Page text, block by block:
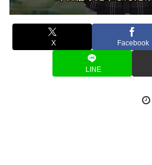
X Facebook
LINE